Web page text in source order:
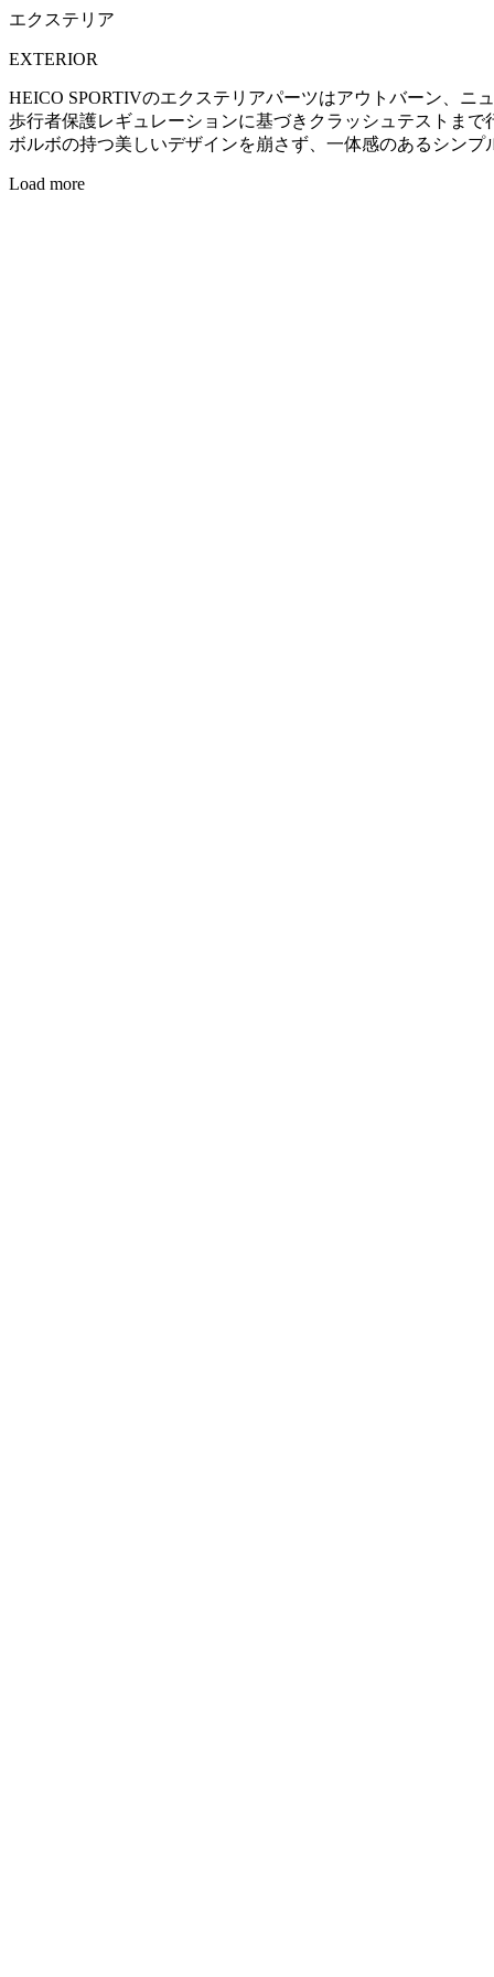
エクステリア
EXTERIOR
HEICO SPORTIVのエクステリアパーツはアウトバーン、ニ
歩行者保護レギュレーションに基づきクラッシュテストま
ボルボの持つ美しいデザインを崩さず、一体感のあるシン
Load more